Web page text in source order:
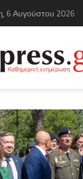
6 Αυγούστου 2026